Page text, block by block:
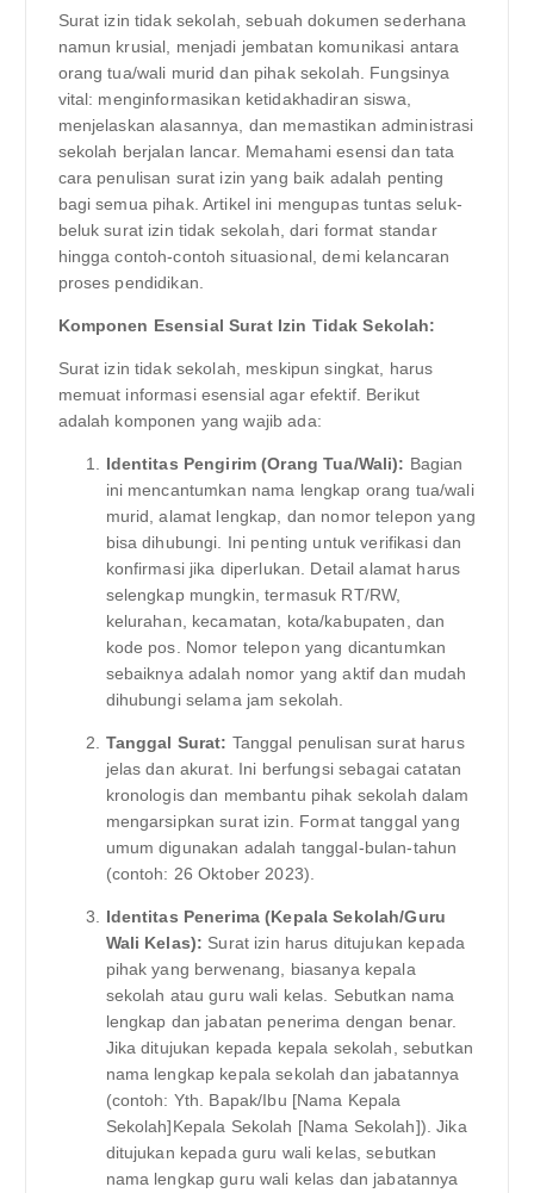
Surat izin tidak sekolah, sebuah dokumen sederhana
namun krusial, menjadi jembatan komunikasi antara
orang tua/wali murid dan pihak sekolah. Fungsinya
vital: menginformasikan ketidakhadiran siswa,
menjelaskan alasannya, dan memastikan administrasi
sekolah berjalan lancar. Memahami esensi dan tata
cara penulisan surat izin yang baik adalah penting
bagi semua pihak. Artikel ini mengupas tuntas seluk-
beluk surat izin tidak sekolah, dari format standar
hingga contoh-contoh situasional, demi kelancaran
proses pendidikan.
Komponen Esensial Surat Izin Tidak Sekolah:
Surat izin tidak sekolah, meskipun singkat, harus
memuat informasi esensial agar efektif. Berikut
adalah komponen yang wajib ada:
Identitas Pengirim (Orang Tua/Wali): Bagian
ini mencantumkan nama lengkap orang tua/wali
murid, alamat lengkap, dan nomor telepon yang
bisa dihubungi. Ini penting untuk verifikasi dan
konfirmasi jika diperlukan. Detail alamat harus
selengkap mungkin, termasuk RT/RW,
kelurahan, kecamatan, kota/kabupaten, dan
kode pos. Nomor telepon yang dicantumkan
sebaiknya adalah nomor yang aktif dan mudah
dihubungi selama jam sekolah.
Tanggal Surat: Tanggal penulisan surat harus
jelas dan akurat. Ini berfungsi sebagai catatan
kronologis dan membantu pihak sekolah dalam
mengarsipkan surat izin. Format tanggal yang
umum digunakan adalah tanggal-bulan-tahun
(contoh: 26 Oktober 2023).
Identitas Penerima (Kepala Sekolah/Guru
Wali Kelas): Surat izin harus ditujukan kepada
pihak yang berwenang, biasanya kepala
sekolah atau guru wali kelas. Sebutkan nama
lengkap dan jabatan penerima dengan benar.
Jika ditujukan kepada kepala sekolah, sebutkan
nama lengkap kepala sekolah dan jabatannya
(contoh: Yth. Bapak/Ibu [Nama Kepala
Sekolah]Kepala Sekolah [Nama Sekolah]). Jika
ditujukan kepada guru wali kelas, sebutkan
nama lengkap guru wali kelas dan jabatannya